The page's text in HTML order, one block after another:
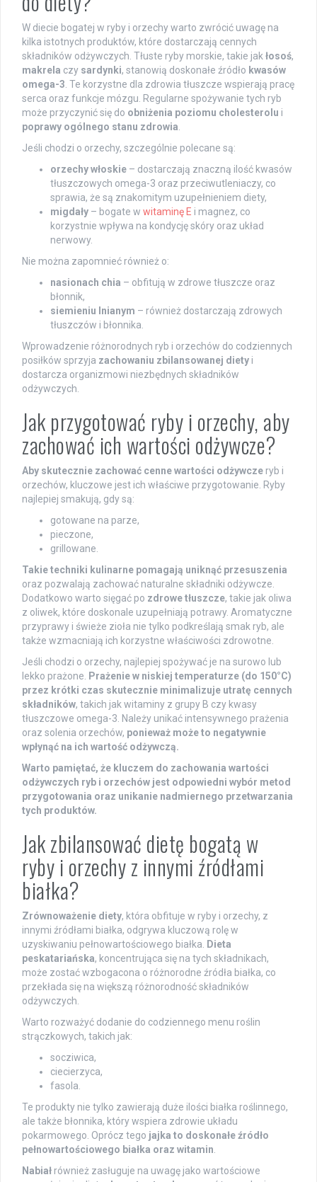
W diecie bogatej w ryby i orzechy warto zwrócić uwagę na
kilka istotnych produktów, które dostarczają cennych
składników odżywczych. Tłuste ryby morskie, takie jakłosoś,
makrela czy sardynki, stanowią doskonałe źródło kwasów
omega-3. Te korzystne dla zdrowia tłuszcze wspierają pracę
serca oraz funkcje mózgu. Regularne spożywanie tych ryb
może przyczynić się do obniżenia poziomu cholesterolu i
poprawy ogólnego stanu zdrowia.
Jeśli chodzi o orzechy, szczególnie polecane są:
orzechy włoskie – dostarczają znaczną ilość kwasów
tłuszczowych omega-3 oraz przeciwutleniaczy, co
sprawia, że są znakomitym uzupełnieniem diety,
migdały – bogate w witaminę E i magnez, co
korzystnie wpływa na kondycję skóry oraz układ
nerwowy.
Nie można zapomnieć również o:
nasionach chia – obfitują w zdrowe tłuszcze oraz
błonnik,
siemieniu lnianym – również dostarczają zdrowych
tłuszczów i błonnika.
Wprowadzenie różnorodnych ryb i orzechów do codziennych
posiłków sprzyja zachowaniu zbilansowanej diety i
dostarcza organizmowi niezbędnych składników
odżywczych.
Jak przygotować ryby i orzechy, aby
zachować ich wartości odżywcze?
Aby skutecznie zachować cenne wartości odżywcze ryb i
orzechów, kluczowe jest ich właściwe przygotowanie. Ryby
najlepiej smakują, gdy są:
gotowane na parze,
pieczone,
grillowane.
Takie techniki kulinarne pomagają uniknąć przesuszenia
oraz pozwalają zachować naturalne składniki odżywcze.
Dodatkowo warto sięgać po zdrowe tłuszcze, takie jak oliwa
z oliwek, które doskonale uzupełniają potrawy. Aromatyczne
przyprawy i świeże zioła nie tylko podkreślają smak ryb, ale
także wzmacniają ich korzystne właściwości zdrowotne.
Jeśli chodzi o orzechy, najlepiej spożywać je na surowo lub
lekko prażone. Prażenie w niskiej temperaturze (do 150°C)
przez krótki czas skutecznie minimalizuje utratę cennych
składników, takich jak witaminy z grupy B czy kwasy
tłuszczowe omega-3. Należy unikać intensywnego prażenia
oraz solenia orzechów, ponieważ może to negatywnie
wpłynąć na ich wartość odżywczą.
Warto pamiętać, że kluczem do zachowania wartości
odżywczych ryb i orzechów jest odpowiedni wybór metod
przygotowania oraz unikanie nadmiernego przetwarzania
tych produktów.
Jak zbilansować dietę bogatą w
ryby i orzechy z innymi źródłami
białka?
Zrównoważenie diety, która obfituje w ryby i orzechy, z
innymi źródłami białka, odgrywa kluczową rolę w
uzyskiwaniu pełnowartościowego białka. Dieta
peskatariańska, koncentrująca się na tych składnikach,
może zostać wzbogacona o różnorodne źródła białka, co
przekłada się na większą różnorodność składników
odżywczych.
Warto rozważyć dodanie do codziennego menu roślin
strączkowych, takich jak:
socziwica,
ciecierzyca,
fasola.
Te produkty nie tylko zawierają duże ilości białka roślinnego,
ale także błonnika, który wspiera zdrowie układu
pokarmowego. Oprócz tego jajka to doskonałe źródło
pełnowartościowego białka oraz witamin.
Nabiał również zasługuje na uwagę jako wartościowe